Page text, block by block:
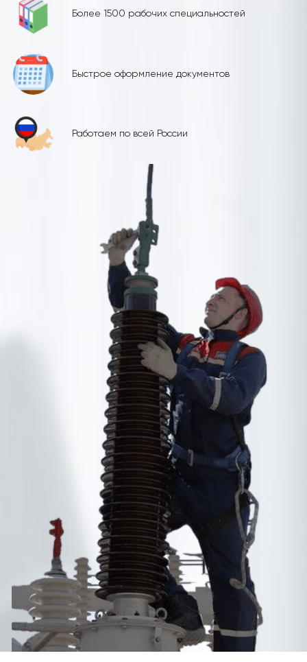
Более 1500 рабочих специальностей
Быстрое оформление документов
Работаем по всей России